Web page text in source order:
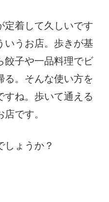
定着して久しいです
いうお店。歩きが基
餃子や一品料理でビ
る。そんな使い方を
すね。歩いて通える
です。
しょうか？